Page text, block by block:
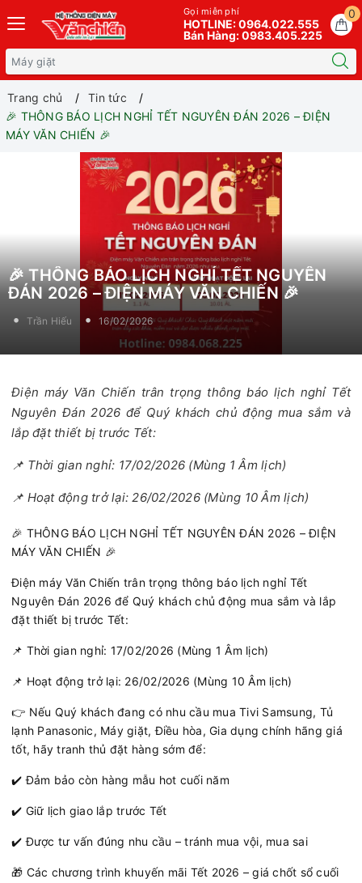
0
Gọi miễn phí
HOTLINE: 0964.022.555
Bán Hàng: 0983.405.225
Trang chủ
Tin tức
🎉 THÔNG BÁO LỊCH NGHỈ TẾT NGUYÊN ĐÁN 2026 – ĐIỆN
MÁY VĂN CHIẾN 🎉
🎉 THÔNG BÁO LỊCH NGHỈ TẾT NGUYÊN
ĐÁN 2026 – ĐIỆN MÁY VĂN CHIẾN 🎉
Trần Hiếu 16/02/2026
Điện máy Văn Chiến trân trọng thông báo lịch nghỉ Tết
Nguyên Đán 2026 để Quý khách chủ động mua sắm và
lắp đặt thiết bị trước Tết:
📌 Thời gian nghỉ: 17/02/2026 (Mùng 1 Âm lịch)
📌 Hoạt động trở lại: 26/02/2026 (Mùng 10 Âm lịch)
🎉 THÔNG BÁO LỊCH NGHỈ TẾT NGUYÊN ĐÁN 2026 – ĐIỆN
MÁY VĂN CHIẾN 🎉
Điện máy Văn Chiến trân trọng thông báo lịch nghỉ Tết
Nguyên Đán 2026 để Quý khách chủ động mua sắm và lắp
đặt thiết bị trước Tết:
📌 Thời gian nghỉ: 17/02/2026 (Mùng 1 Âm lịch)
📌 Hoạt động trở lại: 26/02/2026 (Mùng 10 Âm lịch)
👉 Nếu Quý khách đang có nhu cầu mua Tivi Samsung, Tủ
lạnh Panasonic, Máy giặt, Điều hòa, Gia dụng chính hãng giá
tốt, hãy tranh thủ đặt hàng sớm để:
✔️ Đảm bảo còn hàng mẫu hot cuối năm
✔️ Giữ lịch giao lắp trước Tết
✔️ Được tư vấn đúng nhu cầu – tránh mua vội, mua sai
🎁 Các chương trình khuyến mãi Tết 2026 – giá chốt sổ cuối